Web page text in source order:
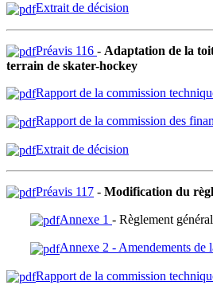
Extrait de décision
Préavis 116 - Adaptation de la
terrain de skater-hockey
Rapport de la commission
Rapport de la commission des
Extrait de décision
Préavis 117 - Modification du
Annexe 1 - Règlement
Annexe 2 - Amendements de
Rapport de la commission